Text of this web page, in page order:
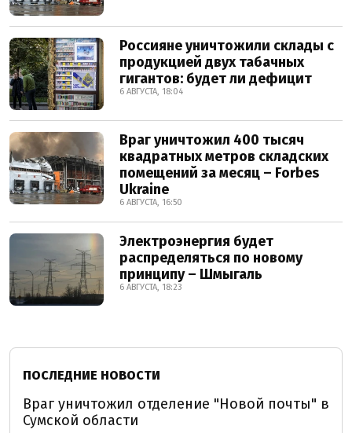
Россияне уничтожили склады с
продукцией двух табачных
гигантов: будет ли дефицит
6 АВГУСТА, 18:04
Враг уничтожил 400 тысяч
квадратных метров складских
помещений за месяц – Forbes
Ukraine
6 АВГУСТА, 16:50
Электроэнергия будет
распределяться по новому
принципу – Шмыгаль
6 АВГУСТА, 18:23
ПОСЛЕДНИЕ НОВОСТИ
Враг уничтожил отделение "Новой почты" в
Сумской области